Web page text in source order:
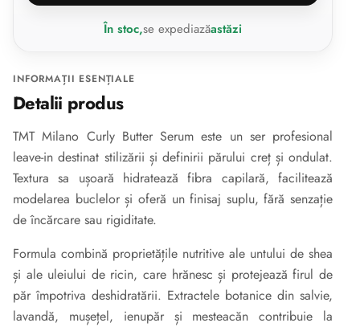
În stoc,se expediazăastăzi
INFORMAȚII ESENȚIALE
Detalii produs
TMT Milano Curly Butter Serum este un ser profesional
leave-in destinat stilizării și definirii părului creț și ondulat.
Textura sa ușoară hidratează fibra capilară, facilitează
modelarea buclelor și oferă un finisaj suplu, fără senzație
de încărcare sau rigiditate.
Formula combină proprietățile nutritive ale untului de shea
și ale uleiului de ricin, care hrănesc și protejează firul de
păr împotriva deshidratării. Extractele botanice din salvie,
lavandă, mușețel, ienupăr și mesteacăn contribuie la